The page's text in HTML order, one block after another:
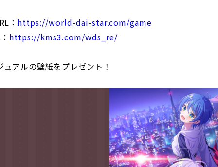
： https://world-dai-star.com/game
https://kms3.com/wds_re/
アルの壁紙をプレゼント！